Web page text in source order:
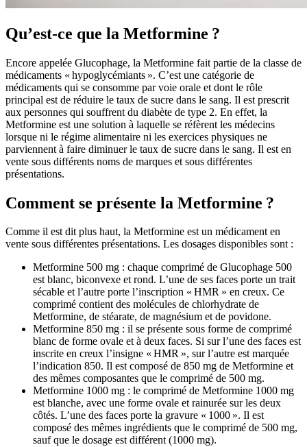
Qu’est-ce que la Metformine ?
Encore appelée Glucophage, la Metformine fait partie de la classe de
médicaments « hypoglycémiants ». C’est une catégorie de
médicaments qui se consomme par voie orale et dont le rôle
principal est de réduire le taux de sucre dans le sang. Il est prescrit
aux personnes qui souffrent du diabète de type 2. En effet, la
Metformine est une solution à laquelle se réfèrent les médecins
lorsque ni le régime alimentaire ni les exercices physiques ne
parviennent à faire diminuer le taux de sucre dans le sang. Il est en
vente sous différents noms de marques et sous différentes
présentations.
Comment se présente la Metformine ?
Comme il est dit plus haut, la Metformine est un médicament en
vente sous différentes présentations. Les dosages disponibles sont :
Metformine 500 mg : chaque comprimé de Glucophage 500
est blanc, biconvexe et rond. L’une de ses faces porte un trait
sécable et l’autre porte l’inscription « HMR » en creux. Ce
comprimé contient des molécules de chlorhydrate de
Metformine, de stéarate, de magnésium et de povidone.
Metformine 850 mg : il se présente sous forme de comprimé
blanc de forme ovale et à deux faces. Si sur l’une des faces est
inscrite en creux l’insigne « HMR », sur l’autre est marquée
l’indication 850. Il est composé de 850 mg de Metformine et
des mêmes composantes que le comprimé de 500 mg.
Metformine 1000 mg : le comprimé de Metformine 1000 mg
est blanche, avec une forme ovale et rainurée sur les deux
côtés. L’une des faces porte la gravure « 1000 ». Il est
composé des mêmes ingrédients que le comprimé de 500 mg,
sauf que le dosage est différent (1000 mg).